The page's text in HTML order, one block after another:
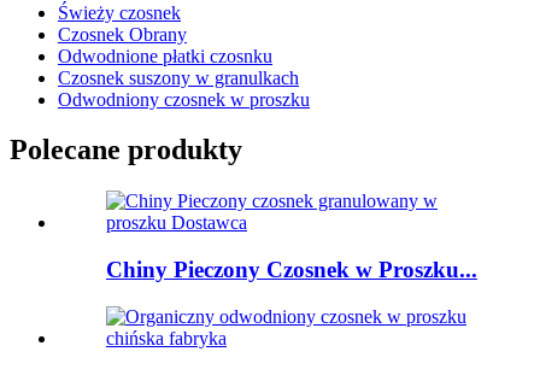
Świeży czosnek
Czosnek Obrany
Odwodnione płatki czosnku
Czosnek suszony w granulkach
Odwodniony czosnek w proszku
Polecane produkty
Chiny Pieczony Czosnek w Proszku...